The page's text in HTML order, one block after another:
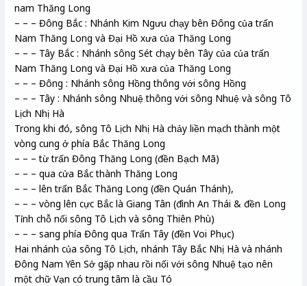
nam Thăng Long
– – – Đông Bắc : Nhánh Kim Ngưu chạy bên Đông của trấn
Nam Thăng Long và Đại Hồ xưa của Thăng Long
– – – Tây Bắc : Nhánh sông Sét chạy bên Tây của của trấn
Nam Thăng Long và Đại Hồ xưa của Thăng Long
– – – Đông : Nhánh sông Hồng thông với sông Hồng
– – – Tây : Nhánh sông Nhuệ thông với sông Nhuệ và sông Tô
Lịch Nhị Hà
Trong khi đó, sông Tô Lịch Nhị Hà chảy liền mạch thành một
vòng cung ở phía Bắc Thăng Long
– – – từ trấn Đông Thăng Long (đền Bạch Mã)
– – – qua cửa Bắc thành Thăng Long
– – – lên trấn Bắc Thăng Long (đền Quán Thánh),
– – – vòng lên cực Bắc là Giang Tân (đình An Thái & đền Long
Tỉnh chỗ nối sông Tô Lịch và sông Thiên Phù)
– – – sang phía Đông qua Trấn Tây (đền Voi Phục)
Hai nhánh của sông Tô Lịch, nhánh Tây Bắc Nhị Hà và nhánh
Đông Nam Yên Sở gặp nhau rồi nối với sông Nhuệ tạo nên
một chữ Vạn có trung tâm là cầu Tó